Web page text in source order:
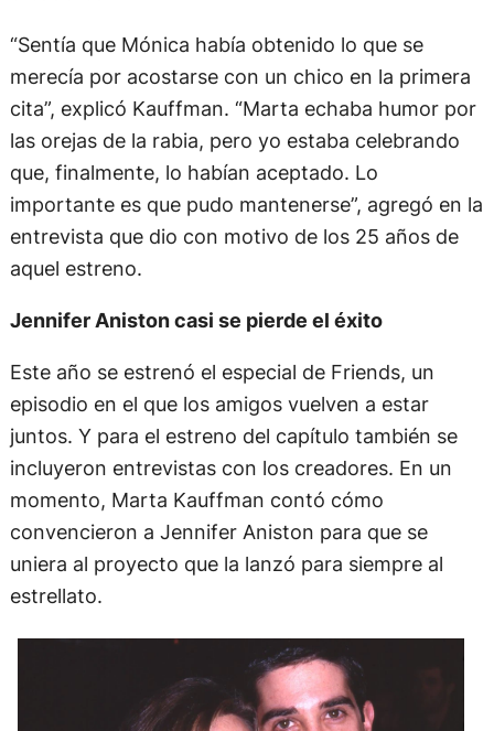
“Sentía que Mónica había obtenido lo que se
merecía por acostarse con un chico en la primera
cita”, explicó Kauffman. “Marta echaba humor por
las orejas de la rabia, pero yo estaba celebrando
que, finalmente, lo habían aceptado. Lo
importante es que pudo mantenerse”, agregó en la
entrevista que dio con motivo de los 25 años de
aquel estreno.
Jennifer Aniston casi se pierde el éxito
Este año se estrenó el especial de Friends, un
episodio en el que los amigos vuelven a estar
juntos. Y para el estreno del capítulo también se
incluyeron entrevistas con los creadores. En un
momento, Marta Kauffman contó cómo
convencieron a Jennifer Aniston para que se
uniera al proyecto que la lanzó para siempre al